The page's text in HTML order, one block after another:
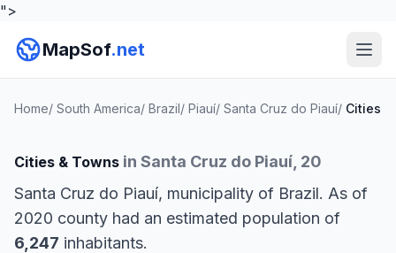
">
MapSof.net
Home/ South America/ Brazil/ Piauí/ Santa Cruz do Piauí/ Cities
Cities & Towns in Santa Cruz do Piauí, 20
Santa Cruz do Piauí, municipality of Brazil. As of
2020 county had an estimated population of
6,247 inhabitants.